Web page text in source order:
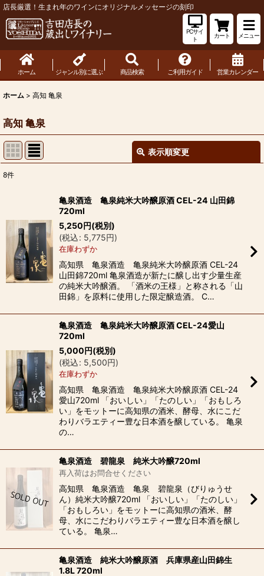
店長厳選！生まれ年のワインにオリジナルメッセージの刻印
PCサイ
ト
カート メニュー
ホーム ジャンル別に選ぶ 商品検索 ご利用ガイド 営業カレンダー
ホーム > 高知 亀泉
高知 亀泉
表示順変更
並び順:
8件
亀泉酒造 亀泉純米大吟醸原酒 CEL-24 山田錦
720ml
5,250円(税別)
(税込: 5,775円)
在庫わずか
高知県 亀泉酒造 亀泉純米大吟醸原酒 CEL-24
山田錦720ml 亀泉酒造が新たに醸し出す少量生産
の純米大吟醸酒。 「酒米の王様」と称される「山
田錦」を原料に使用した限定醸造酒。 C…
亀泉酒造 亀泉純米大吟醸原酒 CEL-24愛山
720ml
5,000円(税別)
(税込: 5,500円)
在庫わずか
高知県 亀泉酒造 亀泉純米大吟醸原酒 CEL-24
愛山720ml 「おいしい」「たのしい」「おもしろ
い」をモットーに高知県の酒米、酵母、水にこだ
わりバラエティー豊な日本酒を醸している。 亀泉
の…
亀泉酒造 碧龍泉 純米大吟醸720ml
再入荷はお問合せください
高知県 亀泉酒造 亀泉 碧龍泉（びりゅうせ
ん）純米大吟醸720ml 「おいしい」「たのしい」
「おもしろい」をモットーに高知県の酒米、酵
母、水にこだわりバラエティー豊な日本酒を醸し
ている。 亀泉…
亀泉酒造 純米大吟醸原酒 兵庫県産山田錦生
1.8L 720ml